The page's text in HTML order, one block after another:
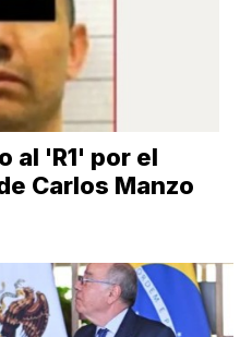
al 'R1' por el
Carlos Manzo